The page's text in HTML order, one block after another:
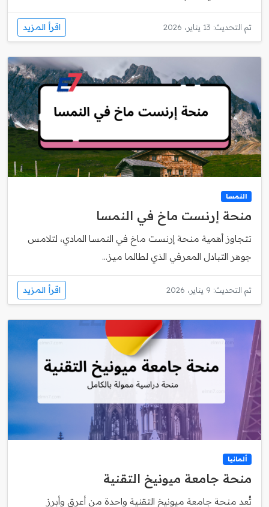
تم التحديث: 13 يناير، 2026 اقرأ المزيد
النمسا
منحة إرنست ماخ في النمسا
تتجاوز أهمية منحة إرنست ماخ في النمسا المادي، لتلامس
جوهر التبادل المعرفي الذي لطالما ميز...
تم التحديث: 9 يناير، 2026 اقرأ المزيد
ألمانيا
منحة جامعة ميونيخ التقنية
تُعد منحة جامعة ميونيخ التقنية واحدة من أعرق وأبرز